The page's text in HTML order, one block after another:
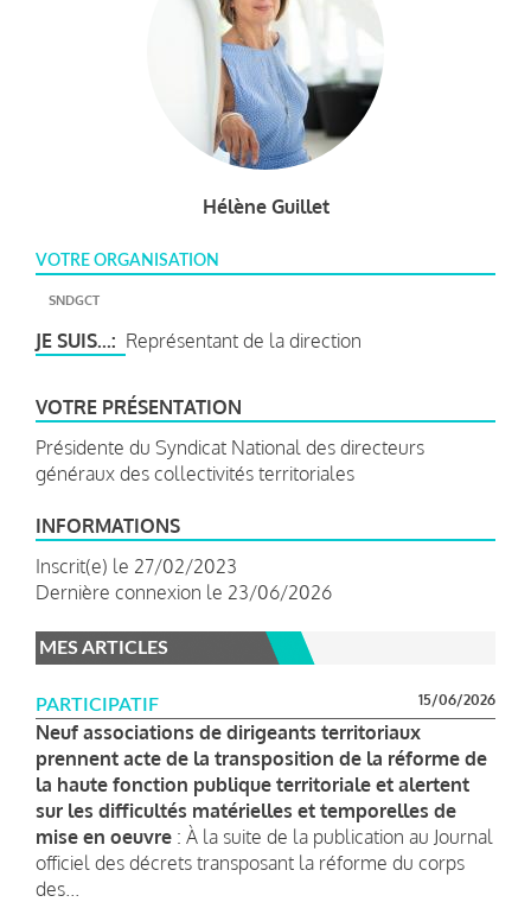
Hélène Guillet
VOTRE ORGANISATION
SNDGCT
JE SUIS... Représentant de la direction
VOTRE PRÉSENTATION
Présidente du Syndicat National des directeurs
généraux des collectivités territoriales
INFORMATIONS
Inscrit(e) le 27/02/2023
Dernière connexion le 23/06/2026
MES ARTICLES
PARTICIPATIF 15/06/2026
Neuf associations de dirigeants territoriaux
prennent acte de la transposition de la réforme de
la haute fonction publique territoriale et alertent
sur les difficultés matérielles et temporelles de
mise en oeuvre : À la suite de la publication au Journal
officiel des décrets transposant la réforme du corps
des...